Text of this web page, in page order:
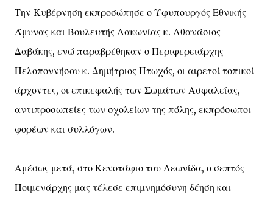
Την Κυβέρνηση εκπροσώπησε ο Υφυπουργός Εθνικής
Άμυνας και Βουλευτής Λακωνίας κ. Αθανάσιος
Δαβάκης, ενώ παραβρέθηκαν ο Περιφερειάρχης
Πελοποννήσου κ. Δημήτριος Πτωχός, οι αιρετοί τοπικοί
άρχοντες, οι επικεφαλής των Σωμάτων Ασφαλείας,
αντιπροσωπείες των σχολείων της πόλης, εκπρόσωποι
φορέων και συλλόγων.
Αμέσως μετά, στο Κενοτάφιο του Λεωνίδα, ο σεπτός
Ποιμενάρχης μας τέλεσε επιμνημόσυνη δέηση και